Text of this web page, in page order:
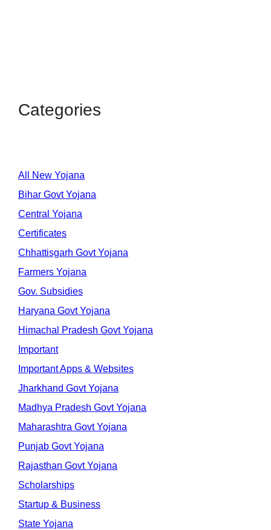
Categories
All New Yojana
Bihar Govt Yojana
Central Yojana
Certificates
Chhattisgarh Govt Yojana
Farmers Yojana
Gov. Subsidies
Haryana Govt Yojana
Himachal Pradesh Govt Yojana
Important
Important Apps & Websites
Jharkhand Govt Yojana
Madhya Pradesh Govt Yojana
Maharashtra Govt Yojana
Punjab Govt Yojana
Rajasthan Govt Yojana
Scholarships
Startup & Business
State Yojana